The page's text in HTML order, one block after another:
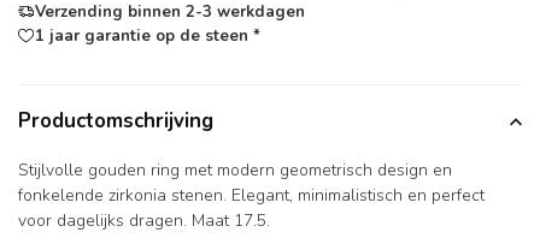
Verzending binnen 2-3 werkdagen
1 jaar garantie op de steen *
Productomschrijving
Stijlvolle gouden ring met modern geometrisch design en
fonkelende zirkonia stenen. Elegant, minimalistisch en perfect
voor dagelijks dragen. Maat 17.5.